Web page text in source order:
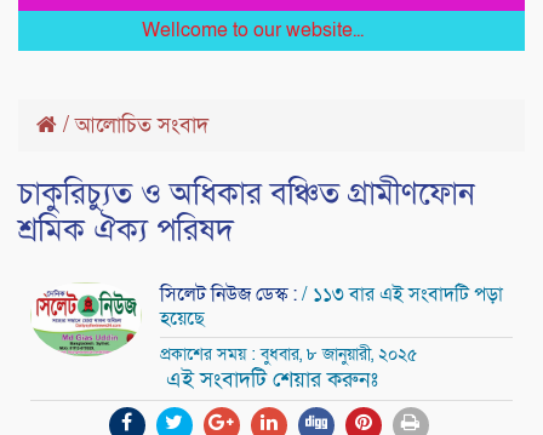
Wellcome to our website...
/আলোচিত সংবাদ
চাকুরিচ্যুত ও অধিকার বঞ্চিত গ্রামীণফোন
শ্রমিক ঐক্য পরিষদ
সিলেট নিউজ ডেস্ক :/ ১১৩ বার এই সংবাদটি পড়া
হয়েছে
প্রকাশের সময় : বুধবার, ৮ জানুয়ারী, ২০২৫
এই সংবাদটি শেয়ার করুনঃ